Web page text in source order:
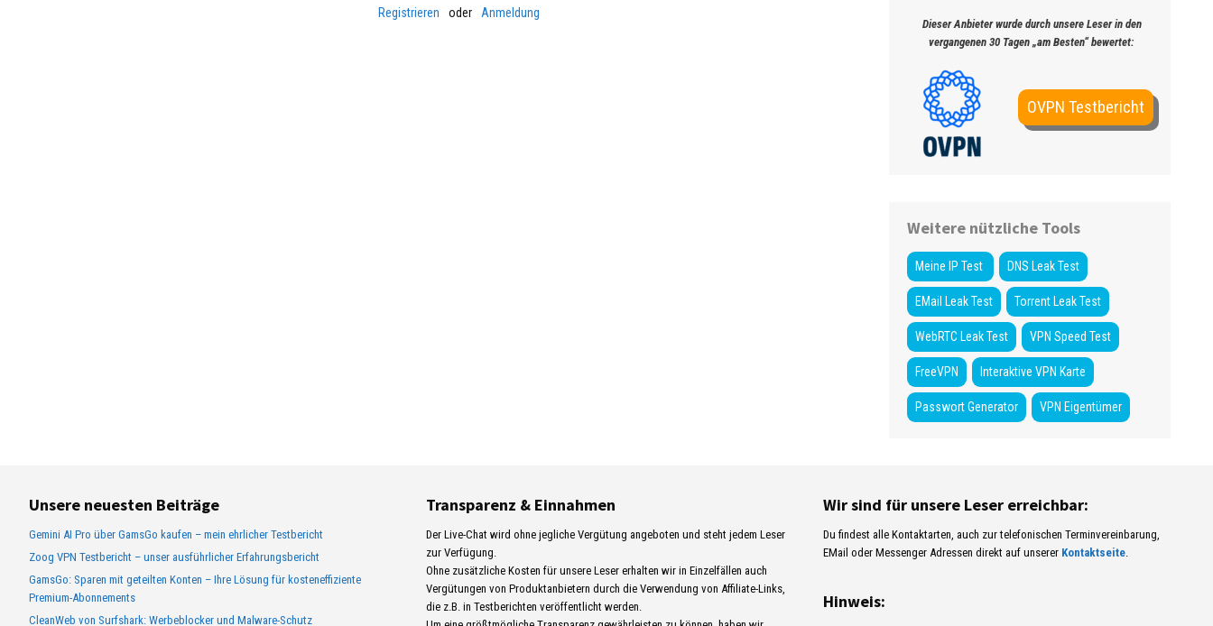
Registrieren oder Anmeldung
Dieser Anbieter wurde durch unsere Leser in den
vergangenen 30 Tagen „am Besten“ bewertet:
OVPN Testbericht
Weitere nützliche Tools
Meine IP Test DNS Leak Test
EMail Leak Test Torrent Leak Test
WebRTC Leak Test VPN Speed Test
FreeVPN Interaktive VPN Karte
Passwort Generator VPN Eigentümer
Unsere neuesten Beiträge
Gemini AI Pro über GamsGo kaufen – mein ehrlicher Testbericht
Zoog VPN Testbericht – unser ausführlicher Erfahrungsbericht
GamsGo: Sparen mit geteilten Konten – Ihre Lösung für kosteneffiziente
Premium-Abonnements
CleanWeb von Surfshark: Werbeblocker und Malware-Schutz
Transparenz & Einnahmen
Der Live-Chat wird ohne jegliche Vergütung angeboten und steht jedem Leser
zur Verfügung.
Ohne zusätzliche Kosten für unsere Leser erhalten wir in Einzelfällen auch
Vergütungen von Produktanbietern durch die Verwendung von Affiliate-Links,
die z.B. in Testberichten veröffentlicht werden.
Wir sind für unsere Leser erreichbar:
Du findest alle Kontaktarten, auch zur telefonischen Terminvereinbarung,
EMail oder Messenger Adressen direkt auf unserer Kontaktseite.
Hinweis: